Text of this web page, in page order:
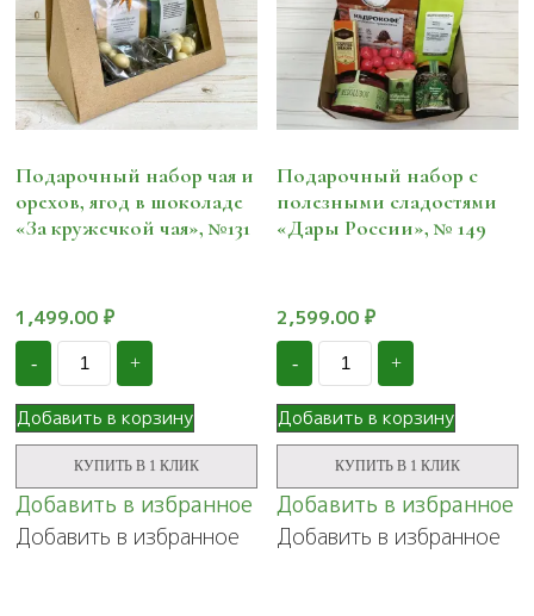
Подарочный набор чая и
орехов, ягод в шоколаде
«За кружечкой чая», №131
1,499.00 ₽
- Количество
Подарочный
набор
чая
и
орехов,
ягод
в
шоколаде
"За
+
Добавить в корзину
КУПИТЬ В 1 КЛИК
Добавить в избранное
Добавить в избранное
Подарочный набор с
полезными сладостями
«Дары России», № 149
2,599.00₽
- Количество
Подарочный
набор
с
полезными
сладостями
«Дары
России»,
№
149
+
Добавить в корзину
КУПИТЬ В 1 КЛИК
Добавить в избранное
Добавить в избранное